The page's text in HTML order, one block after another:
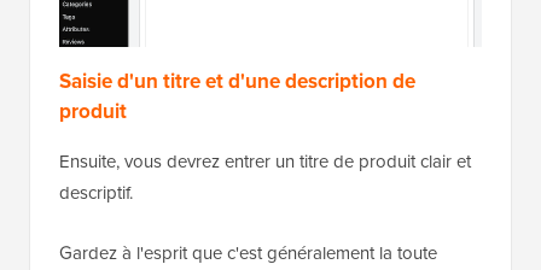
Saisie d'un titre et d'une description de
produit
Ensuite, vous devrez entrer un titre de produit clair et
descriptif.
Gardez à l'esprit que c'est généralement la toute